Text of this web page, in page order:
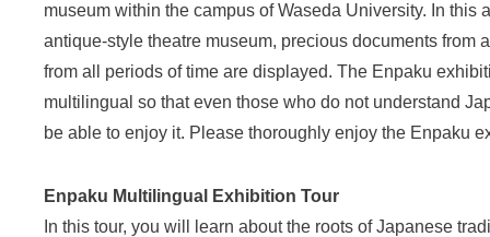
museum within the campus of Waseda University. In this
antique-style theatre museum, precious documents from
from all periods of time are displayed. The Enpaku
multilingual so that even those who do not understand
be able to enjoy it. Please thoroughly enjoy the Enpaku
Enpaku Multilingual Exhibition Tour
In this tour, you will learn about the roots of Japanese